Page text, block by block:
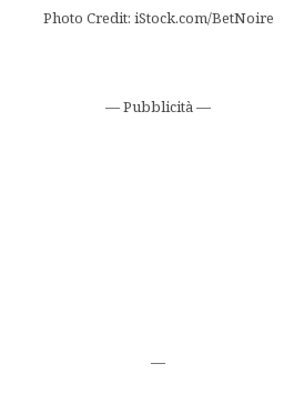
Photo Credit: iStock.com/BetNoire
— Pubblicità —
—